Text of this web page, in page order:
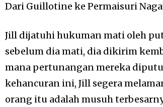
Dari Guillotine ke Permaisuri
Jill dijatuhi hukuman mati oleh
sebelum dia mati, dia dikirim
mana pertunangan mereka
kehancuran ini, Jill segera
orang itu adalah musuh